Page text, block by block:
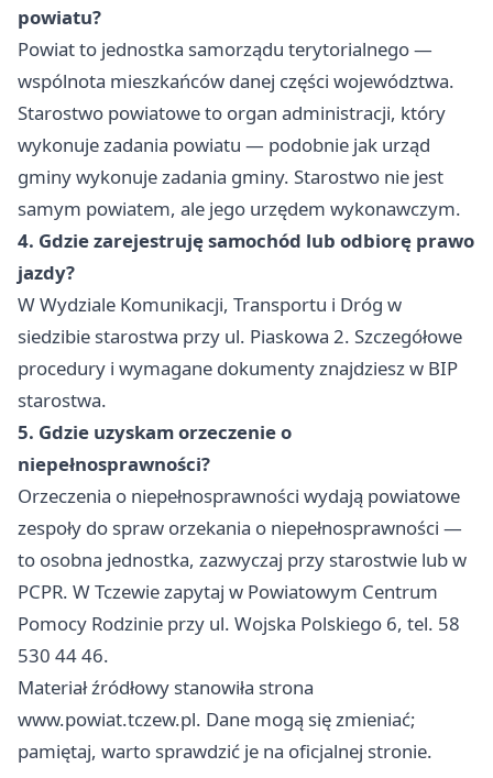
powiatu?
Powiat to jednostka samorządu terytorialnego —
wspólnota mieszkańców danej części województwa.
Starostwo powiatowe to organ administracji, który
wykonuje zadania powiatu — podobnie jak urząd
gminy wykonuje zadania gminy. Starostwo nie jest
samym powiatem, ale jego urzędem wykonawczym.
4. Gdzie zarejestruję samochód lub odbiorę prawo
jazdy?
W Wydziale Komunikacji, Transportu i Dróg w
siedzibie starostwa przy ul. Piaskowa 2. Szczegółowe
procedury i wymagane dokumenty znajdziesz w BIP
starostwa.
5. Gdzie uzyskam orzeczenie o
niepełnosprawności?
Orzeczenia o niepełnosprawności wydają powiatowe
zespoły do spraw orzekania o niepełnosprawności —
to osobna jednostka, zazwyczaj przy starostwie lub w
PCPR. W Tczewie zapytaj w Powiatowym Centrum
Pomocy Rodzinie przy ul. Wojska Polskiego 6, tel. 58
530 44 46.
Materiał źródłowy stanowiła strona
www.powiat.tczew.pl. Dane mogą się zmieniać;
pamiętaj, warto sprawdzić je na oficjalnej stronie.